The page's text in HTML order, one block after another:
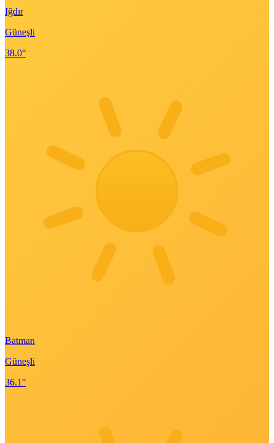
Iğdır
Güneşli
38.0°
Batman
Güneşli
36.1°